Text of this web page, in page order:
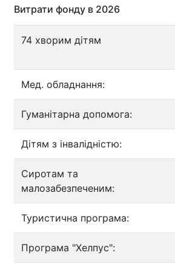
Витрати фонду в 2026
74 хворим дітям
Мед. обладнання:
Гуманітарна допомога:
Дітям з інвалідністю:
Сиротам та
малозабезпеченим:
Туристична програма:
Програма "Хелпус":